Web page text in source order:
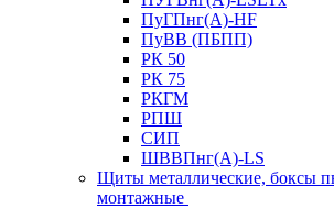
ПуГПнг(А)-HF
ПуВВ (ПБПП)
РК 50
РК 75
РКГМ
РПШ
СИП
ШВВПнг(А)-LS
Щиты металлические, боксы
монтажные